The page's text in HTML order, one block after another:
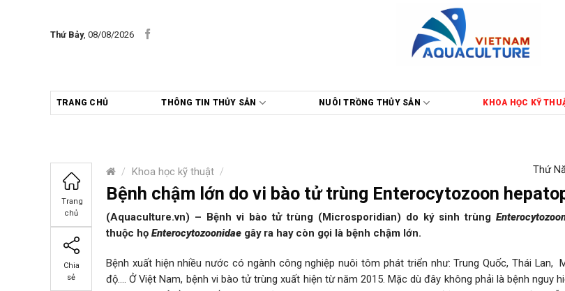
Thứ Bảy, 08/08/2026
TRANG CHỦ THÔNG TIN THỦY SẢN NUÔI TRỒNG THỦY SẢN KHOA HỌC KỸ
/ Khoa học kỹ thuật /
Trang
chủ
Chia
sẻ
Thứ
Bệnh chậm lớn do vi bào tử trùng Enterocytozoon
(Aquaculture.vn) – Bệnh vi bào tử trùng (Microsporidian) do ký sinh trùng
thuộc họ Enterocytozoonidae gây ra hay còn gọi là bệnh chậm lớn.
Bệnh xuất hiện nhiều nước có ngành công nghiệp nuôi tôm phát triển như: Trung Quốc, Thái Lan,
độ…. Ở Việt Nam, bệnh vi bào tử trùng xuất hiện từ năm 2015. Mặc dù đây không phải là bệnh nguy